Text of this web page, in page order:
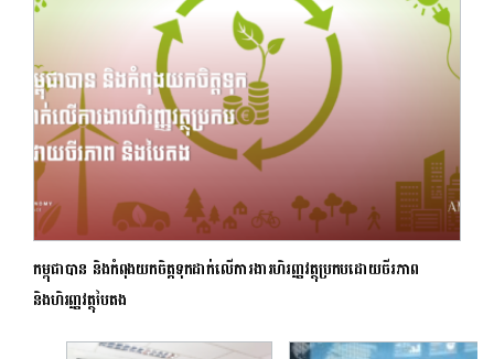
កម្ពុជាបាន និងកំពុងយកចិត្តទុកដាក់លើការងារហិរញ្ញវត្ថុប្រកបដោយចីរភាព
និងហិរញ្ញវត្ថុបៃតង